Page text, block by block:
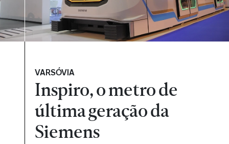
VARSÓVIA
Inspiro, o metro de
última geração da
Siemens